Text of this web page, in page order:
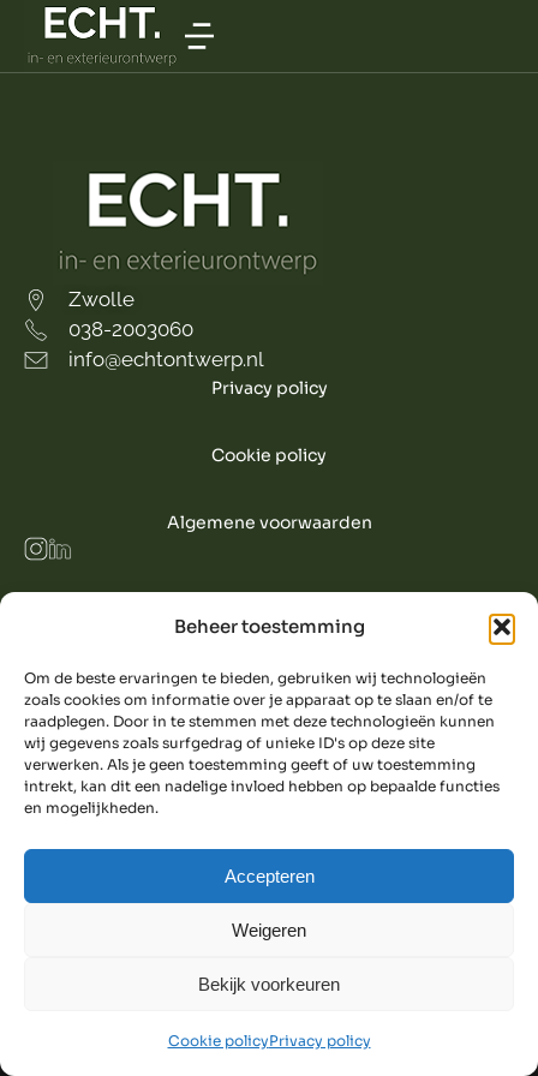
Beheer toestemming
Om de beste ervaringen te bieden, gebruiken wij technologieën
zoals cookies om informatie over je apparaat op te slaan en/of te
raadplegen. Door in te stemmen met deze technologieën kunnen
wij gegevens zoals surfgedrag of unieke ID's op deze site
verwerken. Als je geen toestemming geeft of uw toestemming
intrekt, kan dit een nadelige invloed hebben op bepaalde functies
en mogelijkheden.
Accepteren
Weigeren
Bekijk voorkeuren
Cookie policyPrivacy policy
Zwolle
038-2003060
info@echtontwerp.nl
Privacy policy
Cookie policy
Algemene voorwaarden
POWERED BY EXTIN MEDIA